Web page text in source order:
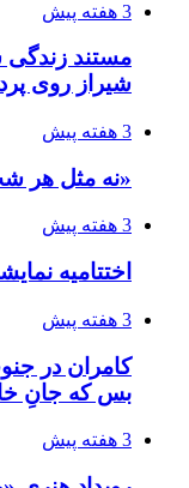
3 هفته پیش
مستند زندگی
شیراز روی
3 هفته پیش
«نه مثل هر
3 هفته پیش
اختتامیه
3 هفته پیش
کامران در
بس که جانِ
3 هفته پیش